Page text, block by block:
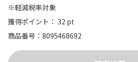
※軽減税率対象
獲得ポイント： 32 pt
商品番号
8095468692